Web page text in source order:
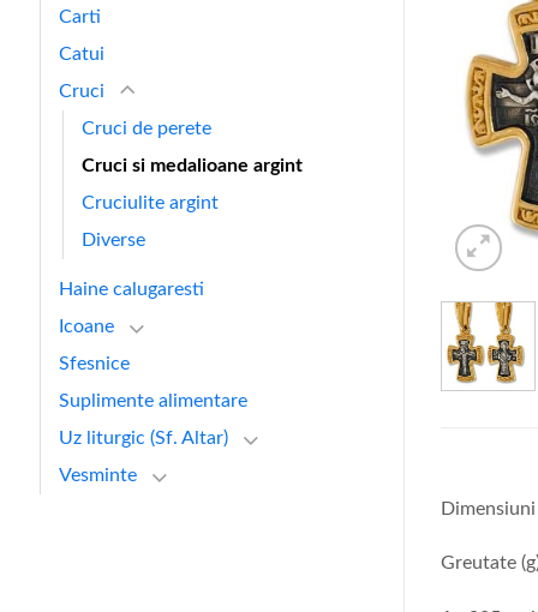
Carti
Catui
Cruci
Cruci de perete
Cruci si medalioane argint
Cruciulite argint
Diverse
Haine calugaresti
Icoane
Sfesnice
Suplimente alimentare
Uz liturgic (Sf. Altar)
Vesminte
Greutate